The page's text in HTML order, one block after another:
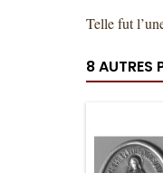
Telle fut
8 AUTRES